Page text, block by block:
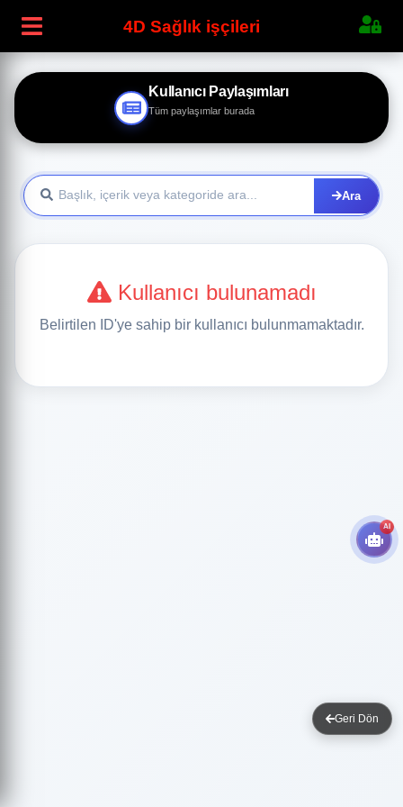
4D Sağlık işçileri
AI
Kullanıcı Paylaşımları
Tüm paylaşımlar burada
Ara
Kullanıcı bulunamadı
Belirtilen ID'ye sahip bir kullanıcı bulunmamaktadır.
Geri Dön